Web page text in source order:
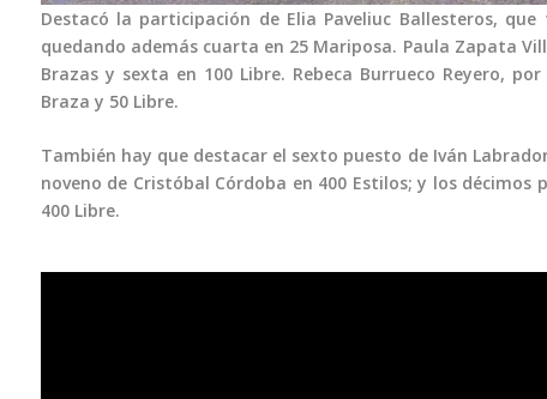
Destacó la participación de Elia Paveliuc Ballesteros,
quedando además cuarta en 25 Mariposa. Paula Zapata
Brazas y sexta en 100 Libre. Rebeca Burrueco Reyero,
Braza y 50 Libre.
También hay que destacar el sexto puesto de Iván
noveno de Cristóbal Córdoba en 400 Estilos; y los
400 Libre.